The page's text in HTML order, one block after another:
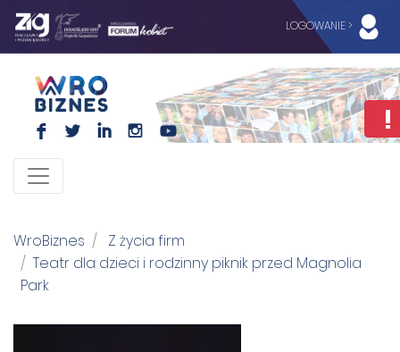
LOGOWANIE >
F L I I
WroBiznes
Z życia firm
Teatr dla dzieci i rodzinny piknik przed Magnolia
Park